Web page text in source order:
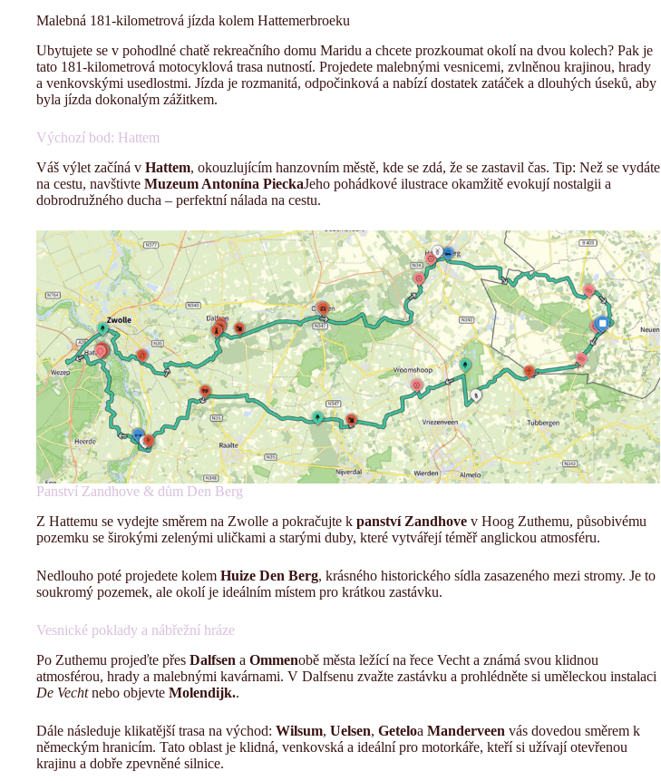
Malebná 181-kilometrová jízda kolem Hattemerbroeku
Ubytujete se v pohodlné chatě rekreačního domu Maridu a chcete prozkoumat okolí na dvou kolech? Pak je
tato 181-kilometrová motocyklová trasa nutností. Projedete malebnými vesnicemi, zvlněnou krajinou, hrady
a venkovskými usedlostmi. Jízda je rozmanitá, odpočinková a nabízí dostatek zatáček a dlouhých úseků, aby
byla jízda dokonalým zážitkem.
Výchozí bod: Hattem
Váš výlet začíná v Hattem, okouzlujícím hanzovním městě, kde se zdá, že se zastavil čas. Tip: Než se vydáte
na cestu, navštivte Muzeum Antonína PieckaJeho pohádkové ilustrace okamžitě evokují nostalgii a
dobrodružného ducha – perfektní nálada na cestu.
Panství Zandhove & dům Den Berg
Z Hattemu se vydejte směrem na Zwolle a pokračujte k panství Zandhove v Hoog Zuthemu, působivému
pozemku se širokými zelenými uličkami a starými duby, které vytvářejí téměř anglickou atmosféru.
Nedlouho poté projedete kolem Huize Den Berg, krásného historického sídla zasazeného mezi stromy. Je to
soukromý pozemek, ale okolí je ideálním místem pro krátkou zastávku.
Vesnické poklady a nábřežní hráze
Po Zuthemu projeďte přes Dalfsen a Ommenobě města ležící na řece Vecht a známá svou klidnou
atmosférou, hrady a malebnými kavárnami. V Dalfsenu zvažte zastávku a prohlédněte si uměleckou instalaci
De Vechtnebo objevte Molendijk..
Dále následuje klikatější trasa na východ: Wilsum, Uelsen, Geteloa Manderveen vás dovedou směrem k
německým hranicím. Tato oblast je klidná, venkovská a ideální pro motorkáře, kteří si užívají otevřenou
krajinu a dobře zpevněné silnice.